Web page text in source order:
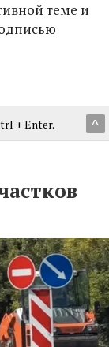
теме и
^
+ Enter.